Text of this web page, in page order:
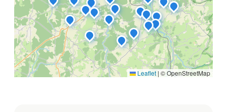
Leaflet | © OpenStreetMap